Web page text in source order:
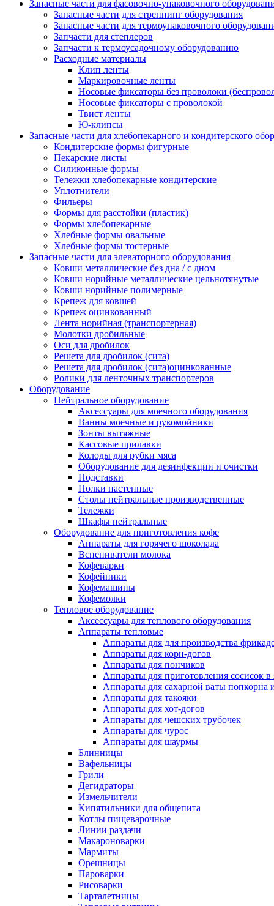
Запасные части для фасовочно-упаковочного
Запасные части для стреппинг оборудования
Запасные части для термоупаковочного
Запчасти для степлеров
Запчасти к термоусадочному оборудованию
Расходные материалы
Клип ленты
Маркировочные ленты
Носовые фиксаторы без проволоки
Носовые фиксаторы с проволокой
Твист ленты
Ю-клипсы
Запасные части для хлебопекарного и кондитерского
Кондитерские формы фигурные
Пекарские листы
Силиконные формы
Тележки хлебопекарные кондитерские
Уплотнители
Фильеры
Формы для расстойки (пластик)
Формы хлебопекарные
Хлебные формы овальные
Хлебные формы тостерные
Запасные части для элеваторного оборудования
Ковши металлические без дна / с дном
Ковши норийные металлические цельнотянутые
Ковши норийные полимерные
Крепеж для ковшей
Крепеж оцинкованный
Лента норийная (транспортерная)
Молотки дробильные
Оси для дробилок
Решета для дробилок (сита)
Решета для дробилок (сита)оцинкованные
Ролики для ленточных транспортеров
Оборудование
Нейтральное оборудование
Аксессуары для моечного оборудования
Ванны моечные и рукомойники
Зонты вытяжные
Кассовые прилавки
Колоды для рубки мяса
Оборудование для дезинфекции и очистки
Подставки
Полки настенные
Столы нейтральные производственные
Тележки
Шкафы нейтральные
Оборудование для приготовления кофе
Аппараты для горячего шоколада
Вспениватели молока
Кофеварки
Кофейники
Кофемашины
Кофемолки
Тепловое оборудование
Аксессуары для теплового оборудования
Аппараты тепловые
Аппараты для для производства
Аппараты для корн-догов
Аппараты для пончиков
Аппараты для приготовления сосисок в
Аппараты для сахарной ваты попкорна
Аппараты для такояки
Аппараты для хот-догов
Аппараты для чешских трубочек
Аппараты для чурос
Аппараты для шаурмы
Блинницы
Вафельницы
Грили
Дегидраторы
Измельчители
Кипятильники для общепита
Котлы пищеварочные
Линии раздачи
Макароноварки
Мармиты
Орешницы
Пароварки
Рисоварки
Тарталетницы